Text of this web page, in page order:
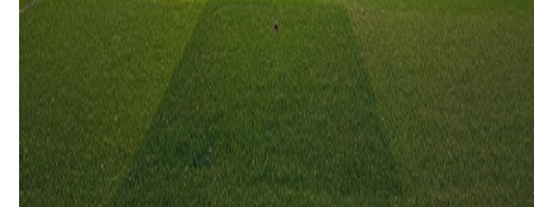
31
Piacenza
Lentigione
1
26 jan2025